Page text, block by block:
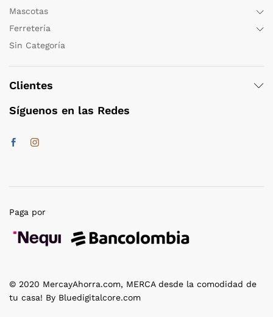
Mascotas
Ferretería
Sin Categoría
Clientes
Síguenos en las Redes
© 2020 MercayAhorra.com, MERCA desde la comodidad de
tu casa! By Bluedigitalcore.com
Paga por